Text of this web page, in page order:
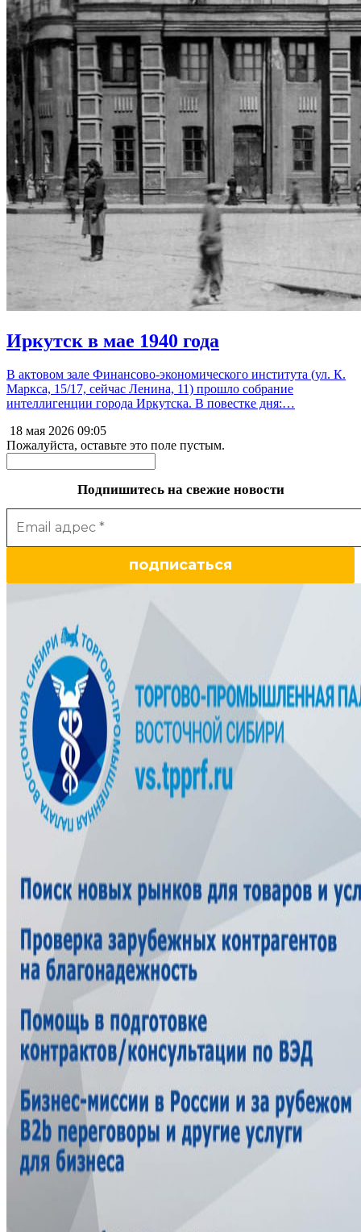
Иркутск в мае 1940 года
В актовом зале Финансово-экономического института (ул. К.
Маркса, 15/17, сейчас Ленина, 11) прошло собрание
интеллигенции города Иркутска. В повестке дня:…
18 мая 2026 09:05
Пожалуйста, оставьте это поле пустым.
Подпишитесь на свежие новости